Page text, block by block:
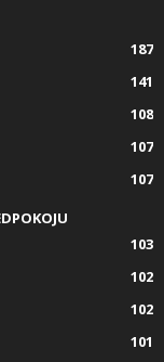
187
141
108
107
107
103
102
102
101